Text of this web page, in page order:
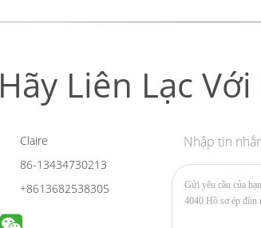
Hãy Liên Lạc
Claire
86-13434730213
+8613682538305
Nhập tin